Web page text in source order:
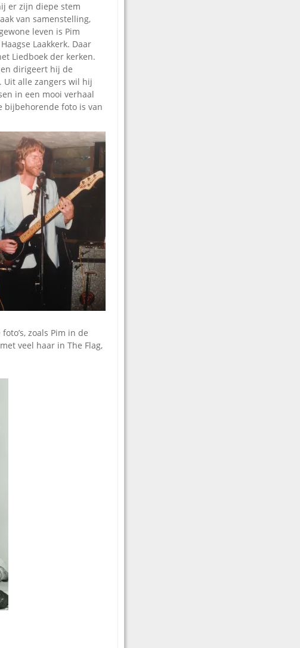
er zijn diepe stem
van samenstelling,
leven is Pim
Laakkerk. Daar
Liedboek der kerken.
dirigeert hij de
Uit alle zangers wil hij
in een mooi verhaal
bijbehorende foto is van
zoals Pim in de
veel haar in The Flag,